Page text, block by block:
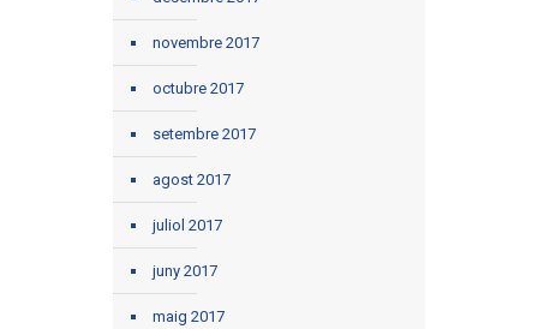
novembre 2017
octubre 2017
setembre 2017
agost 2017
juliol 2017
juny 2017
maig 2017